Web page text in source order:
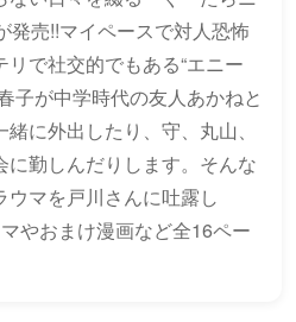
発売!!マイペースで対人恐怖
で社交的でもある“エニー
子が中学時代の友人あかねと
に外出したり、守、丸山、
勤しんだりします。そんな
マを戸川さんに吐露し
やおまけ漫画など全16ペー